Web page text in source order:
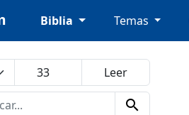
Biblia Temas
search